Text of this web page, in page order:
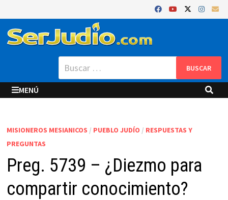
al
contenido
Buscar:
MENÚ
MISIONEROS MESIANICOS / PUEBLO JUDÍO / RESPUESTAS Y
PREGUNTAS
Preg. 5739 – ¿Diezmo para
compartir conocimiento?